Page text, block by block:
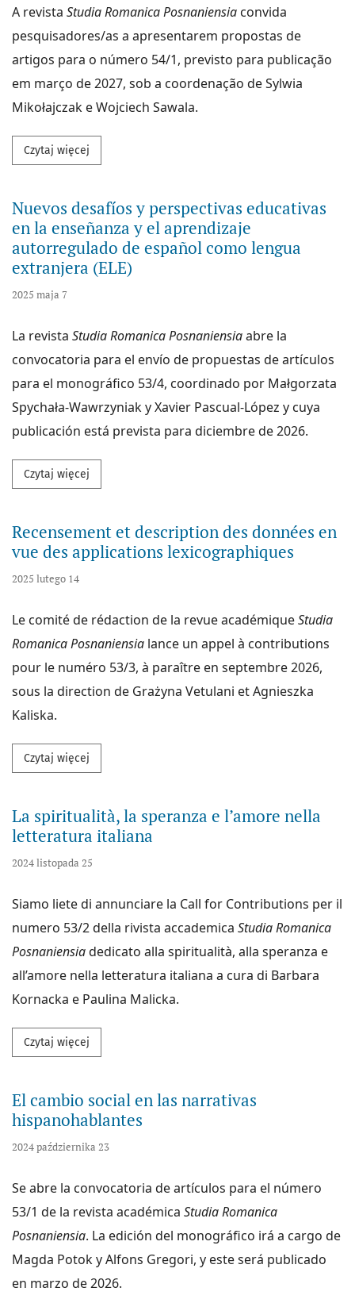
A revista Studia Romanica Posnaniensia convida
pesquisadores/as a apresentarem propostas de
artigos para o número 54/1, previsto para publicação
em março de 2027, sob a coordenação de Sylwia
Mikołajczak e Wojciech Sawala.
Czytaj więcej
Nuevos desafíos y perspectivas educativas
en la enseñanza y el aprendizaje
autorregulado de español como lengua
extranjera (ELE)
2025 maja 7
La revista Studia Romanica Posnaniensiaabre la
convocatoria para el envío de propuestas de artículos
para el monográfico 53/4, coordinado por Małgorzata
Spychała-Wawrzyniak y Xavier Pascual-López y cuya
publicación está prevista para diciembre de 2026.
Czytaj więcej
Recensement et description des données en
vue des applications lexicographiques
2025 lutego 14
Le comité de rédaction de la revue académiqueStudia
Romanica Posnaniensia lance un appel à contributions
pour le numéro 53/3, à paraître en septembre 2026,
sous la direction de Grażyna Vetulani et Agnieszka
Kaliska.
Czytaj więcej
La spiritualità, la speranza e l’amore nella
letteratura italiana
2024 listopada 25
Siamo liete di annunciare la Call for Contributions per il
numero 53/2 della rivista accademica StudiaRomanica
Posnaniensiadedicato alla spiritualità, alla speranza e
all’amore nella letteratura italiana a cura di Barbara
Kornacka e Paulina Malicka.
Czytaj więcej
El cambio social en las narrativas
hispanohablantes
2024 października 23
Se abre la convocatoria de artículos para el número
53/1 de la revista académica Studia Romanica
Posnaniensia. La edición del monográfico irá a cargo de
Magda Potok y Alfons Gregori, y este será publicado
en marzo de 2026.